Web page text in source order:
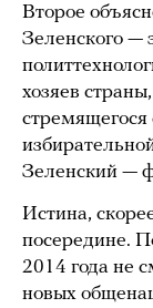
Второе
Зеленского —
хозяев
стремящегося
Зеленский —
Истина,
посередине.
2014 года не
новых